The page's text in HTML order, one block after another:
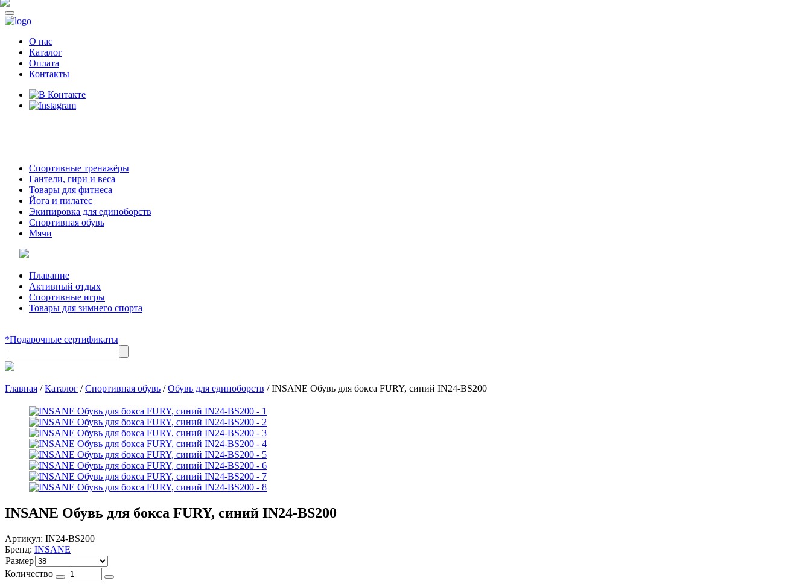
О нас
Каталог
Оплата
Контакты
Спортивные тренажёры
Гантели, гири и веса
Товары для фитнеса
Йога и пилатес
Экипировка для единоборств
Спортивная обувь
Мячи
Плавание
Активный отдых
Спортивные игры
Товары для зимнего спорта
*Подарочные сертификаты
Главная /Каталог /Спортивная обувь /Обувь для единоборств /INSANE Обувь для бокса FURY, синий IN24-BS200
INSANE Обувь для бокса FURY, синий IN24-BS200
Артикул: IN24-BS200
Бренд: INSANE
Размер
Количество